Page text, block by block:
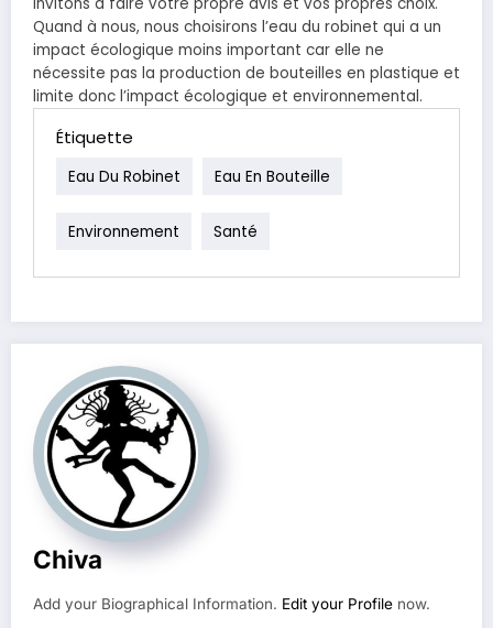
Quand à nous, nous choisirons l’eau du robinet qui a un
impact écologique moins important car elle ne
nécessite pas la production de bouteilles en plastique et
limite donc l’impact écologique et environnemental.
Étiquette
Eau Du Robinet Eau En Bouteille
Environnement Santé
Chiva
Add your Biographical Information. Edit your Profile now.